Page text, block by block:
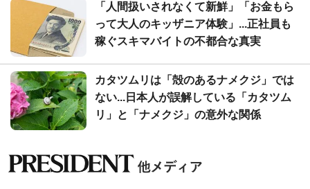
「人間扱いされなくて新鮮」「お金もら
って大人のキッザニア体験」...正社員も
稼ぐスキマバイトの不都合な真実
カタツムリは「殻のあるナメクジ」では
ない...日本人が誤解している「カタツム
リ」と「ナメクジ」の意外な関係